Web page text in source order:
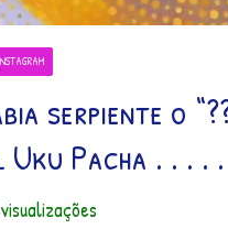
serpiente o
Pacha . . . .